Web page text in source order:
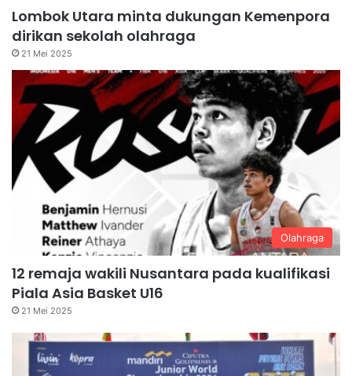
Lombok Utara minta dukungan Kemenpora
dirikan sekolah olahraga
21 Mei 2025
Olahraga
12 remaja wakili Nusantara pada kualifikasi
Piala Asia Basket U16
21 Mei 2025